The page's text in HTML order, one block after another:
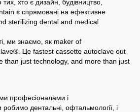
тих, хто є дизайн, будівництво,
є спрямовані на ефективне
sterilizing dental and medical
ми знаємо, як maker of
Це fastest cassette autoclave out
than just technology, and more than just
професіоналами і
дентальні, офтальмології, і